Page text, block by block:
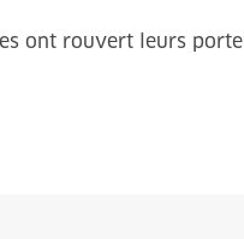
ont rouvert leurs